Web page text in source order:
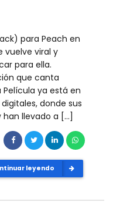
para Peach en
vuelve viral y
para ella.
que canta
Película ya está en
donde sus
llevado a […]
leyendo